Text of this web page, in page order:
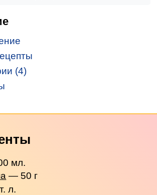
(4)
мл.
— 50 г
л.